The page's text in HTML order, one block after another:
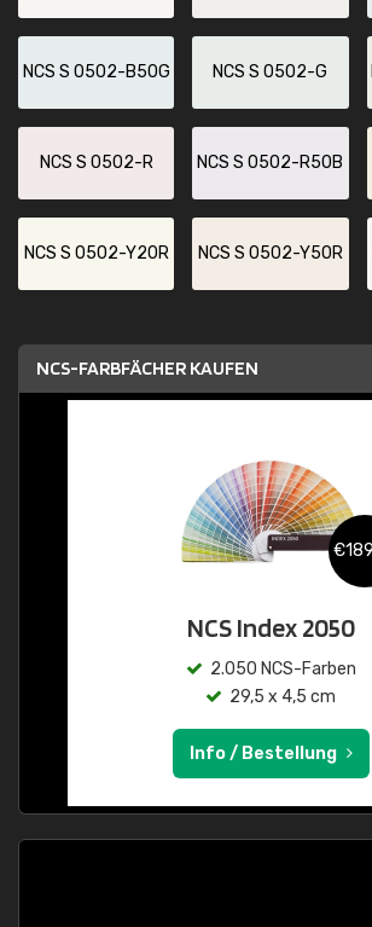
NCS S 0502-B50G NCS S 0502-G
NCS S 0502-R NCS S 0502-R50B
NCS S 0502-Y20R NCS S 0502-Y50R
NCS-FARBFÄCHER KAUFEN
NCS Index 2050
2.050 NCS-Farben
29,5 x 4,5 cm
Info / Bestellung